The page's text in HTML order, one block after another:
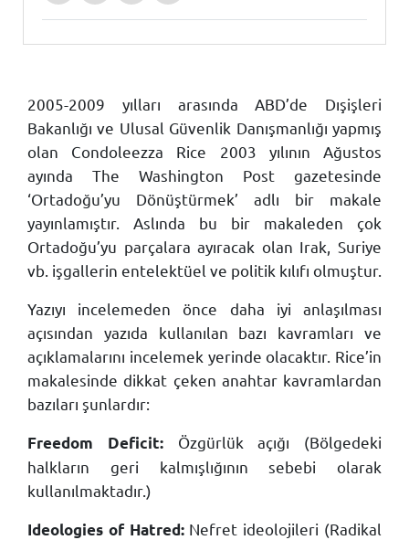
2005-2009 yılları arasında ABD’de Dışişleri
Bakanlığı ve Ulusal Güvenlik Danışmanlığı yapmış
olan Condoleezza Rice 2003 yılının Ağustos
ayında The Washington Post gazetesinde
‘Ortadoğu’yu Dönüştürmek’ adlı bir makale
yayınlamıştır. Aslında bu bir makaleden çok
Ortadoğu’yu parçalara ayıracak olan Irak, Suriye
vb. işgallerin entelektüel ve politik kılıfı olmuştur.
Yazıyı incelemeden önce daha iyi anlaşılması
açısından yazıda kullanılan bazı kavramları ve
açıklamalarını incelemek yerinde olacaktır. Rice’in
makalesinde dikkat çeken anahtar kavramlardan
bazıları şunlardır:
Freedom Deficit:Özgürlük açığı (Bölgedeki
halkların geri kalmışlığının sebebi olarak
kullanılmaktadır.)
Ideologies of Hatred:Nefret ideolojileri (Radikal